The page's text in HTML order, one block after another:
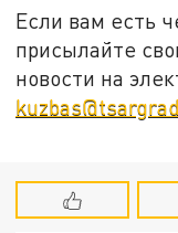
Если вам есть
присылайте
новости на